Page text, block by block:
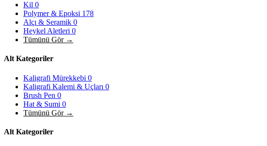
Kil 0
Polymer & Epoksi 178
Alçı & Seramik 0
Heykel Aletleri 0
Tümünü Gör →
Alt Kategoriler
Kaligrafi Mürekkebi 0
Kaligrafi Kalemi & Uçları 0
Brush Pen 0
Hat & Sumi 0
Tümünü Gör →
Alt Kategoriler